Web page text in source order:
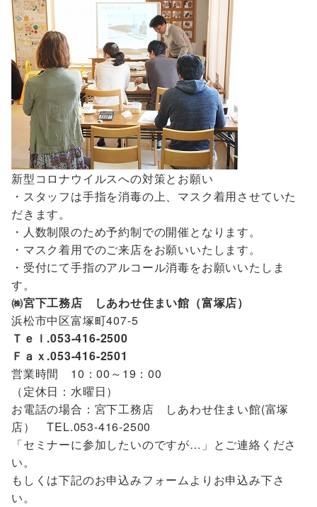
新型コロナウイルスへの対策とお願い
・スタッフは手指を消毒の上、マスク着用させていた
だきます。
・人数制限のため予約制での開催となります。
・マスク着用でのご来店をお願いいたします。
・受付にて手指のアルコール消毒をお願いいたしま
す。
㈱宮下工務店 しあわせ住まい館（富塚店）
浜松市中区富塚町407-5
Ｔｅｌ.053-416-2500
Ｆａｘ.053-416-2501
営業時間 10：00～19：00
（定休日：水曜日）
お電話の場合：宮下工務店 しあわせ住まい館(富塚
店） TEL.053-416-2500
「セミナーに参加したいのですが…」とご連絡くださ
い。
もしくは下記のお申込みフォームよりお申込み下さ
い。